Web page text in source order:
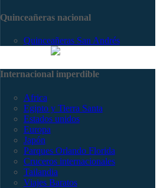
Quinceañeras nacional
Quinceañeras San Andrés
Internacional imperdible
Africa
Egipto y Tierra Santa
Estados unidos
Europa
Japón
Parques Orlando Florida
Cruceros internacionales
Tailandia
Viajes Baratos